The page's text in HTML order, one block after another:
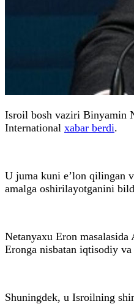
Isroil bosh vaziri Binyamin
International xabar berdi.
U juma kuni e’lon qilingan
amalga oshirilayotganini
Netanyaxu Eron
Eronga nisbatan iqtisodiy
Shuningdek, u Isroilning